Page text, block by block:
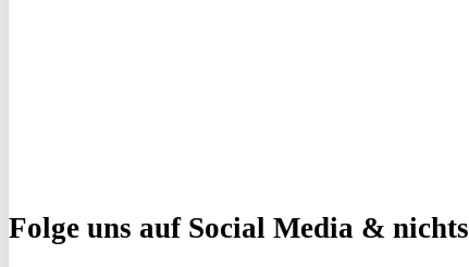
Folge uns auf Social Media &